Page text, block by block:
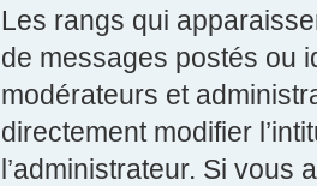
Les rangs qui
de messages postés ou
modérateurs et
directement modifier
l’administrateur. Si vous